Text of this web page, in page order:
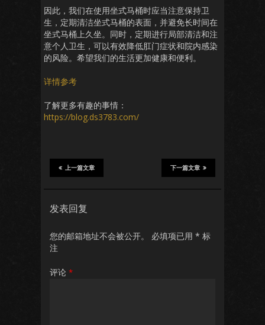
因此，我们在使用坐式马桶时应当注意保持卫
生，定期清洁坐式马桶的表面，并避免长时间在
坐式马桶上久坐。同时，定期进行局部清洁和注
意个人卫生，可以有效降低肛门症状和院内感染
的风险。希望我们的生活更加健康和便利。
详情参考
了解更多有趣的事情：
https://blog.ds3783.com/
下一篇文章
上一篇文章
发表回复
您的邮箱地址不会被公开。 必填项已用 * 标
注
评论 *